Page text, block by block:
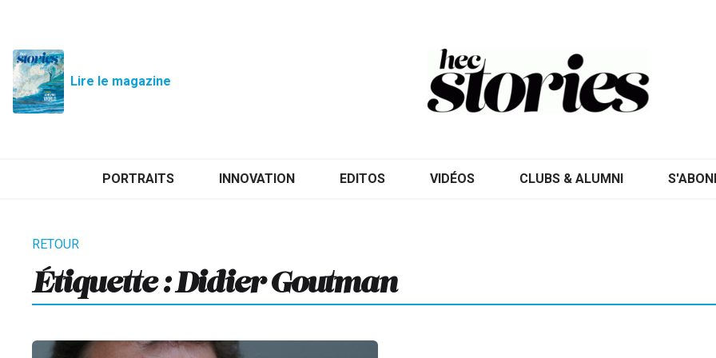
Lire le magazine
PORTRAITS INNOVATION EDITOS VIDÉOS CLUBS & ALUMNI
Étiquette : Didier Goutman